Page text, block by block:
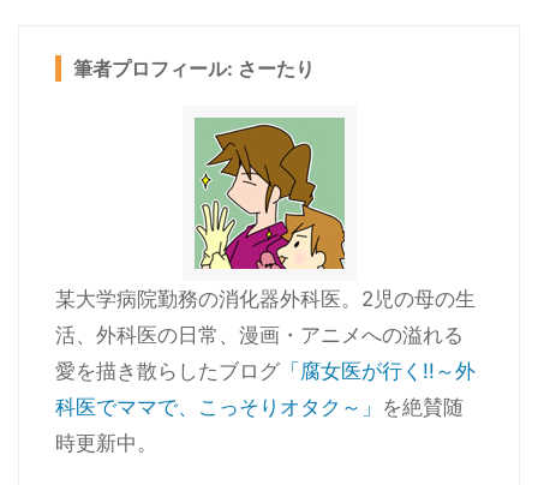
筆者プロフィール: さーたり
某大学病院勤務の消化器外科医。2児の母の生
活、外科医の日常、漫画・アニメへの溢れる
愛を描き散らしたブログ 「腐女医が行く!!～外
科医でママで、こっそりオタク～」 を絶賛随
時更新中。